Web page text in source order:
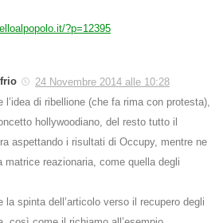
?p=12395
24 Novembre 2014 alle 10:28
l’idea di ribellione (che fa rima con protesta),
hollywoodiano, del resto tutto il
aspettando i risultati di Occupy, mentre ne
matrice reazionaria, come quella degli
la spinta dell’articolo verso il recupero degli